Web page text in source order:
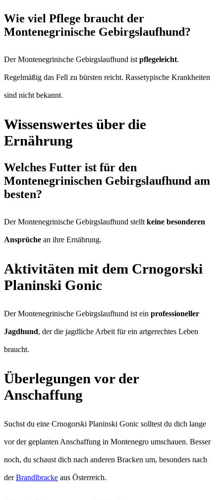
Wie viel Pflege braucht der
Montenegrinische Gebirgslaufhund?
Der Montenegrinische Gebirgslaufhund ist pflegeleicht.
Regelmäßig das Fell zu bürsten reicht. Rassetypische Krankheiten
sind nicht bekannt.
Wissenswertes über die
Ernährung
Welches Futter ist für den
Montenegrinischen Gebirgslaufhund am
besten?
Der Montenegrinische Gebirgslaufhund stellt keine besonderen
Ansprüche an ihre Ernährung.
Aktivitäten mit dem Crnogorski
Planinski Gonic
Der Montenegrinische Gebirgslaufhund ist ein professioneller
Jagdhund, der die jagdliche Arbeit für ein artgerechtes Leben
braucht.
Überlegungen vor der
Anschaffung
Suchst du eine Crnogorski Planinski Gonic solltest du dich lange
vor der geplanten Anschaffung in Montenegro umschauen. Besser
noch, du schaust dich nach anderen Bracken um, besonders nach
derBrandlbracke aus Österreich.